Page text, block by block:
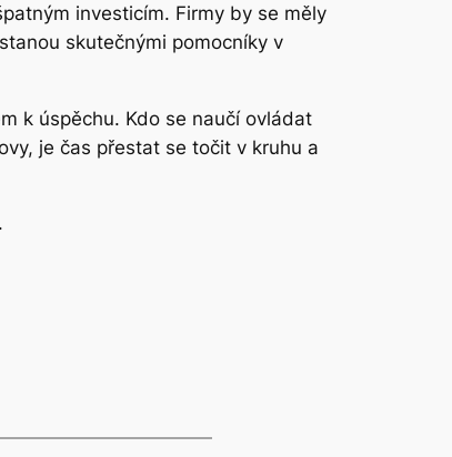
investicím. Firmy by se měly
skutečnými pomocníky v
k úspěchu. Kdo se naučí ovládat
je čas přestat se točit v kruhu a